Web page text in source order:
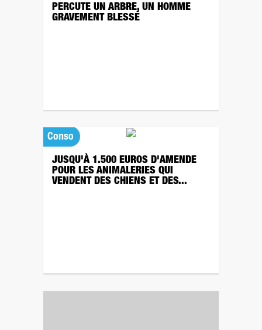
PERCUTE UN ARBRE, UN HOMME
GRAVEMENT BLESSÉ
Conso
JUSQU'À 1.500 EUROS D'AMENDE
POUR LES ANIMALERIES QUI
VENDENT DES CHIENS ET DES...